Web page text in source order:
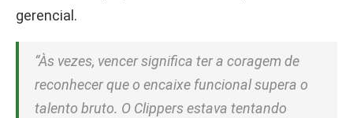
gerencial.
“Às vezes, vencer significa ter a coragem de
reconhecer que o encaixe funcional supera o
talento bruto. O Clippers estava tentando